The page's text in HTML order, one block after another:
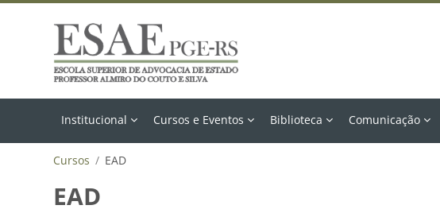
Institucional Cursos e Eventos Biblioteca Comunicação
Cursos EAD
EAD